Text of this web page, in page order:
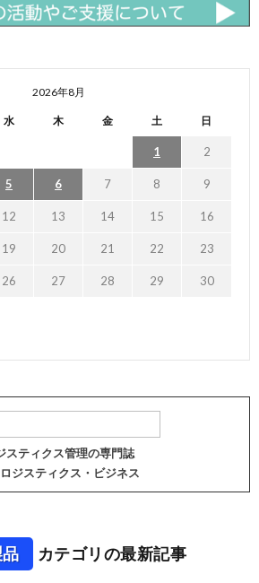
2026年8月
水 木 金 土 日
1 2
5 6 7 8 9
12 13 14 15 16
19 20 21 22 23
26 27 28 29 30
スティクス管理の専門誌
ジスティクス・ビジネス
カテゴリの最新記事